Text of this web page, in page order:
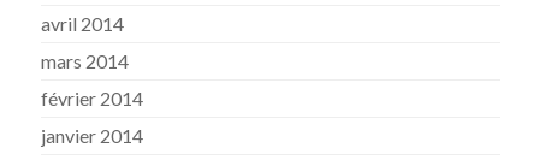
avril 2014
mars 2014
février 2014
janvier 2014